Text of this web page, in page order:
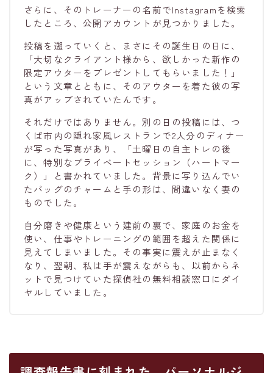
さらに、そのトレーナーの名前でInstagramを検索
したところ、公開アカウントが見つかりました。
投稿を遡っていくと、まさにその誕生日の日に、
「大切なクライアント様から、欲しかった新作の
限定アウターをプレゼントしてもらいました！」
という文章とともに、そのアウターを着た彼の写
真がアップされていたんです。
それだけではありません。別の日の投稿には、つ
くば市内の隠れ家風レストランで2人分のディナー
が写った写真があり、「土曜日の自主トレの後
に、特別なプライベートセッション（ハートマー
ク）」と書かれていました。背景に写り込んでい
たバッグのチャームと手の形は、間違いなく妻の
ものでした。
自分磨きや健康という建前の裏で、家庭のお金を
使い、仕事やトレーニングの範囲を超えた関係に
見えてしまいました。その事実に震えが止まなく
なり、翌朝、私は手が震えながらも、以前からネ
ットで見つけていた探偵社の無料相談窓口にダイ
ヤルしていました。